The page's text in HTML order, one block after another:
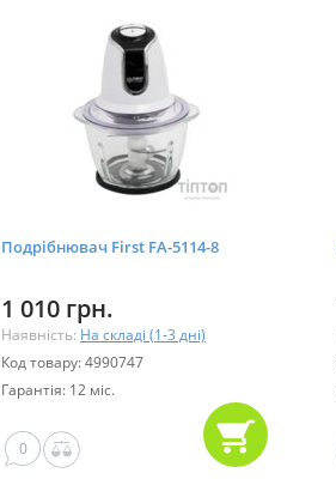
Подрібнювач First FA-5114-8
1 010 грн.
Наявність: На складі (1-3 дні)
Код товару: 4990747
Гарантія: 12 міс.
0